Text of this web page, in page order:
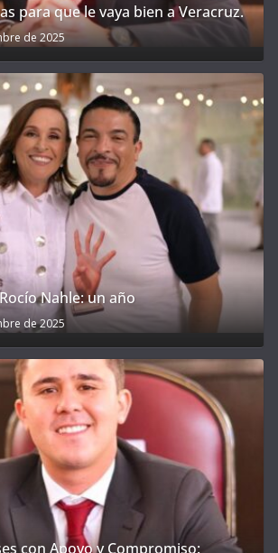
para que le vaya bien a Veracruz.
de 2025
Nahle: un año
de 2025
con Apoyo y Compromiso: